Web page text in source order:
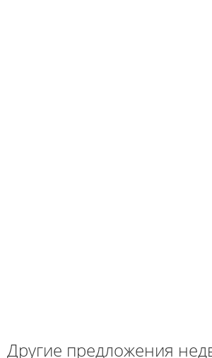
Другие предложения